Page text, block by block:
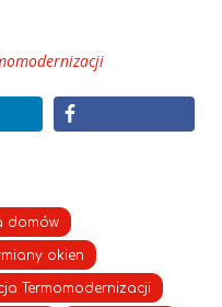
domów
okien
Termomodernizacji